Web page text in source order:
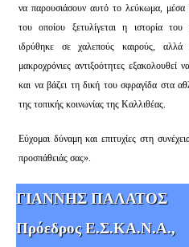
να παρουσιάσουν αυτό το λεύκωμα, μέσα
του οποίου ξετυλίγεται η ιστορία
ιδρύθηκε σε χαλεπούς καιρούς, αλλά
μακροχρόνιες αντιξοότητες εξακολουθεί
και να βάζει τη δική του σφραγίδα στα
της τοπικής κοινωνίας της Καλλιθέας.
Εύχομαι δύναμη και επιτυχίες στη
προσπάθειάς σας».
ΓΙΑΝΝΗΣ ΠΑΛΑΤΟΣ
Πρόεδρος Ε.Σ.ΚΑ.Ν.Α.,